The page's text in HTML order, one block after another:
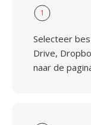
1
Selecteer
Drive,
naar de